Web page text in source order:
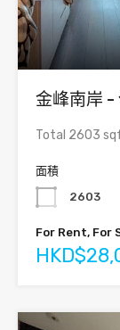
金峰南岸 -
Total 2603
面積
2603
For Rent, For